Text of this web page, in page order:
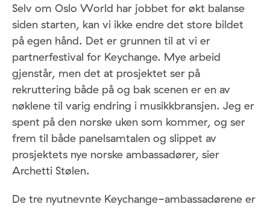
Selv om Oslo World har jobbet for økt balanse
siden starten, kan vi ikke endre det store bildet
på egen hånd. Det er grunnen til at vi er
partnerfestival for Keychange. Mye arbeid
gjenstår, men det at prosjektet ser på
rekruttering både på og bak scenen er en av
nøklene til varig endring i musikkbransjen. Jeg er
spent på den norske uken som kommer, og ser
frem til både panelsamtalen og slippet av
prosjektets nye norske ambassadører, sier
Archetti Stølen.
De tre nyutnevnte Keychange-ambassadørene er